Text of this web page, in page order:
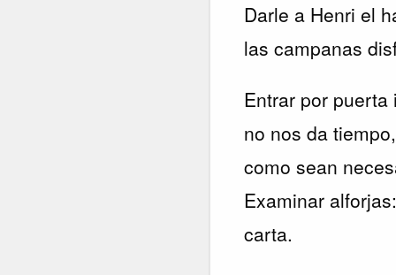
Darle a Henri el
las campanas
Entrar por
no nos da
como sean
Examinar
carta.